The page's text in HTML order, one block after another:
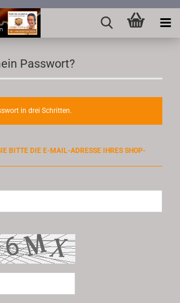
Passwort?
in drei Schritten.
BITTE DIE E-MAIL-ADRESSE IHRES SHOP-